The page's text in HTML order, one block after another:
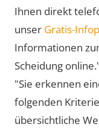
Ihnen direkt
unser Gratis-
Informationen
Scheidung
"Sie erkennen
folgenden
übersichtliche